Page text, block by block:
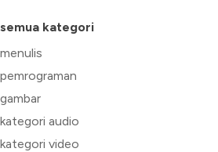
semua kategori
menulis
pemrograman
gambar
kategori audio
kategori video